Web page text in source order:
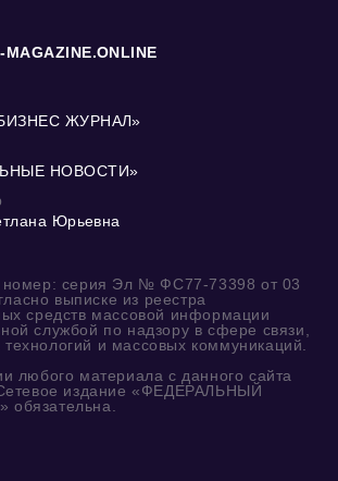
ЖУРНАЛ»
НОВОСТИ»
Юрьевна
номер: серия Эл № ФС77-73398 от 03
выписке из реестра
средств массовой информации
службой по надзору в сфере связи,
и массовых коммуникаций.
любого материала с данного сайта
издание «ФЕДЕРАЛЬНЫЙ